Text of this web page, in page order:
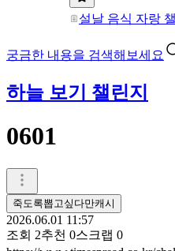
설날 음식 자랑
궁금한 내용을 검색해보세요
하늘 보기 챌린지
0601
죽도록뽑고싶다만캐시
2026.06.01 11:57
조회 2추천 0스크랩 0